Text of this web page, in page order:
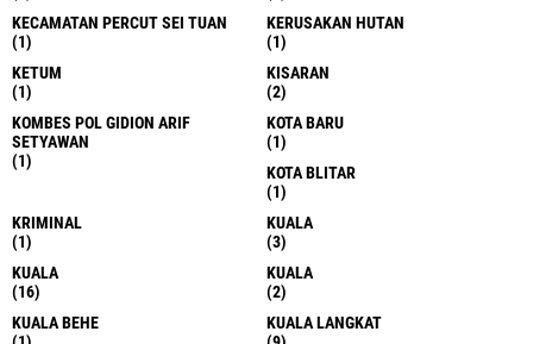
KECAMATAN PERCUT SEI TUAN
(1)
KERUSAKAN HUTAN
(1)
KETUM
(1)
KISARAN
(2)
KOMBES POL GIDION ARIF
SETYAWAN
(1)
KOTA BARU
(1)
KOTA BLITAR
(1)
KRIMINAL
(1)
KUALA
(3)
KUALA
(16)
KUALA
(2)
KUALA BEHE
KUALA LANGKAT